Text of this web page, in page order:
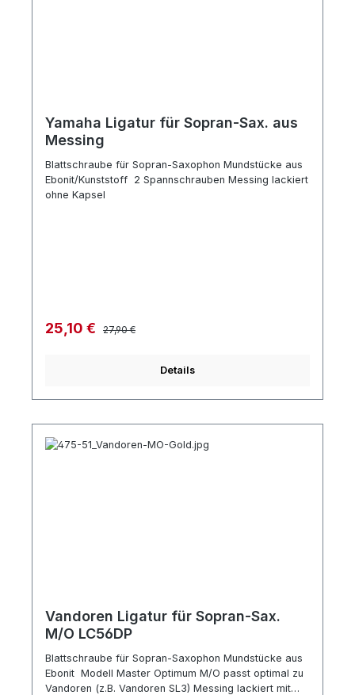
Yamaha Ligatur für Sopran-Sax. aus
Messing
Blattschraube für Sopran-Saxophon Mundstücke aus
Ebonit/Kunststoff 2 Spannschrauben Messing lackiert
ohne Kapsel
Verkaufspreis:
25,10 € Regulärer Preis:
27,90 €
Details
Vandoren Ligatur für Sopran-Sax.
M/O LC56DP
Blattschraube für Sopran-Saxophon Mundstücke aus
Ebonit Modell Master Optimum M/O passt optimal zu
Vandoren (z.B. Vandoren SL3) Messing lackiert mit